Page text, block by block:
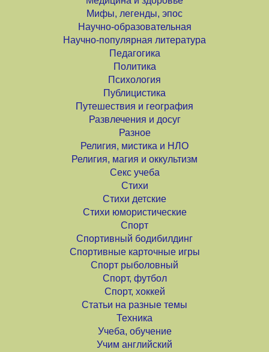
Мифы, легенды, эпос
Научно-образовательная
Научно-популярная литература
Педагогика
Политика
Психология
Публицистика
Путешествия и география
Развлечения и досуг
Разное
Религия, мистика и НЛО
Религия, магия и оккультизм
Секс учеба
Стихи
Стихи детские
Стихи юмористические
Спорт
Спортивный бодибилдинг
Спортивные карточные игры
Спорт рыболовный
Спорт, футбол
Спорт, хоккей
Статьи на разные темы
Техника
Учеба, обучение
Учим английский